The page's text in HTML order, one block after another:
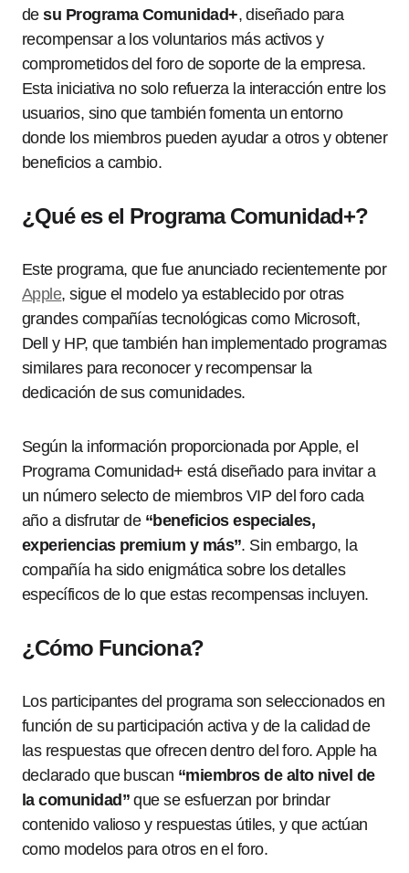
desu Programa Comunidad+, diseñado para
recompensar a los voluntarios más activos y
comprometidos del foro de soporte de la empresa.
Esta iniciativa no solo refuerza la interacción entre los
usuarios, sino que también fomenta un entorno
donde los miembros pueden ayudar a otros y obtener
beneficios a cambio.
¿Qué es el Programa Comunidad+?
Este programa, que fue anunciado recientemente por
Apple, sigue el modelo ya establecido por otras
grandes compañías tecnológicas como Microsoft,
Dell y HP, que también han implementado programas
similares para reconocer y recompensar la
dedicación de sus comunidades.
Según la información proporcionada por Apple, el
Programa Comunidad+ está diseñado para invitar a
un número selecto de miembros VIP del foro cada
año a disfrutar de “beneficios especiales,
experiencias premium y más”. Sin embargo, la
compañía ha sido enigmática sobre los detalles
específicos de lo que estas recompensas incluyen.
¿Cómo Funciona?
Los participantes del programa son seleccionados en
función de su participación activa y de la calidad de
las respuestas que ofrecen dentro del foro. Apple ha
declarado que buscan “miembros de alto nivel de
la comunidad”que se esfuerzan por brindar
contenido valioso y respuestas útiles, y que actúan
como modelos para otros en el foro.